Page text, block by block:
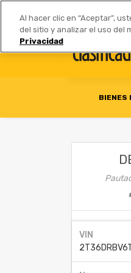
Anúnciate |
BIENES
VIN
Al hacer clic en “Aceptar”,
del sitio y analizar el uso del
Privacidad